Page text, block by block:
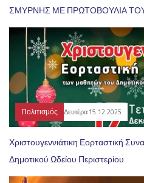
ΣΜΥΡΝΗΣ ΜΕ ΠΡΩΤΟΒΟΥΛΙΑ
Πολιτισμός Δευτέρα 15.12.2025
Χριστουγεννιάτικη Εορταστική
Δημοτικού Ωδείου Περιστερίου